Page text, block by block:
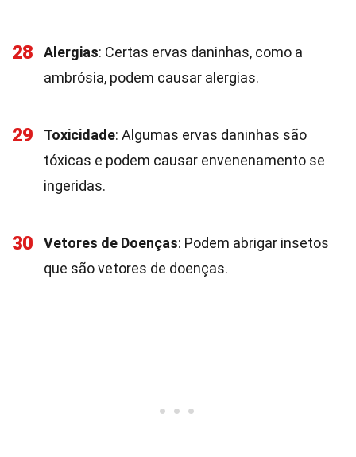
28 Alergias: Certas ervas daninhas, como a
ambrósia, podem causar alergias.
29 Toxicidade: Algumas ervas daninhas são
tóxicas e podem causar envenenamento se
ingeridas.
30 Vetores de Doenças: Podem abrigar insetos
que são vetores de doenças.